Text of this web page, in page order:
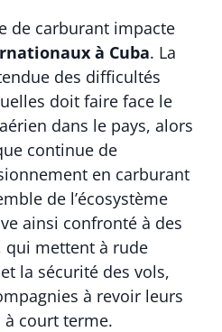
de carburant impacte
à Cuba. La
des difficultés
doit faire face le
dans le pays, alors
continue de
en carburant
de l’écosystème
ainsi confronté à des
qui mettent à rude
la sécurité des vols,
à revoir leurs
court terme.